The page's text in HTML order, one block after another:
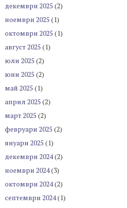
декември 2025 (2)
ноември 2025 (1)
октомври 2025 (1)
август 2025 (1)
юли 2025 (2)
юни 2025 (2)
май 2025 (1)
април 2025 (2)
март 2025 (2)
февруари 2025 (2)
януари 2025 (1)
декември 2024(2)
ноември 2024(3)
октомври 2024(2)
септември 2024(1)